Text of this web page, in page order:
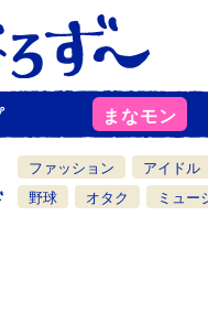
まなモン
ファッション
アイドル
野球
オタク ミュー